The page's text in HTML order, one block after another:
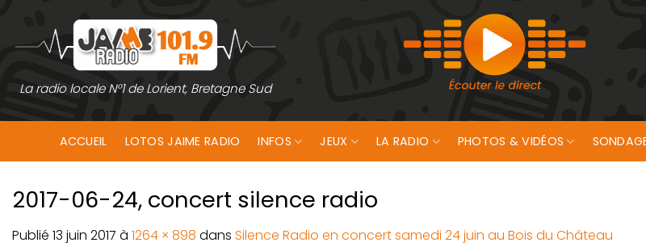
contenu
La radio locale N°1 de Lorient, Bretagne Sud
ACCUEIL LOTOS JAIME RADIO INFOS JEUX LA RADIO PHOTOS & VIDÉOS
2017-06-24, concert silence radio
Publié 13 juin 2017 à 1264 × 898 dans Silence Radio en concert samedi 24 juin au Bois du Château